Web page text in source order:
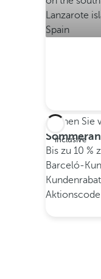
inclusive
Buchen Sie
Bis zu 10 %
Barceló-
Aktionscode